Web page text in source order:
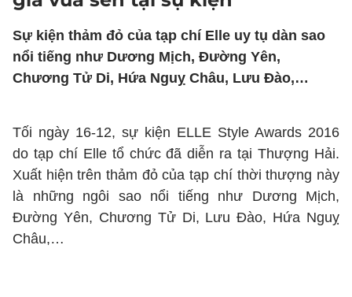
Sự kiện thảm đỏ của tạp chí Elle uy tụ dàn sao
nổi tiếng như Dương Mịch, Đường Yên,
Chương Tử Di, Hứa Nguỵ Châu, Lưu Đào,…
Tối ngày 16-12, sự kiện ELLE Style Awards 2016
do tạp chí Elle tổ chức đã diễn ra tại Thượng Hải.
Xuất hiện trên thảm đỏ của tạp chí thời thượng này
là những ngôi sao nổi tiếng như Dương Mịch,
Đường Yên, Chương Tử Di, Lưu Đào, Hứa Nguỵ
Châu,…